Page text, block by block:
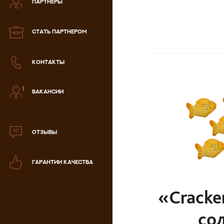
ПАРТНЕРЫ
СТАТЬ ПАРТНЕРОМ
КОНТАКТЫ
ВАКАНСИИ
ОТЗЫВЫ
ГАРАНТИИ КАЧЕСТВА
паста
продукции
РФ